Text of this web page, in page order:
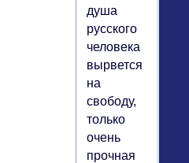
душа
русского
человека
вырвется
на
свободу,
только
очень
прочная